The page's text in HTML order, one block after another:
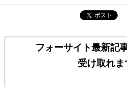
ポスト
フォーサイト最新記
受け取れま